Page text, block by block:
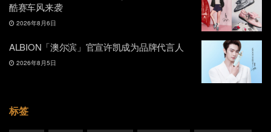
酷赛车风来袭
2026年8月6日
ALBION「澳尔滨」官宣许凯成为品牌代言人
2026年8月5日
标签